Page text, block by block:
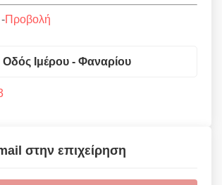
Προβολή
Ιμέρου - Φαναρίου
στην επιχείρηση